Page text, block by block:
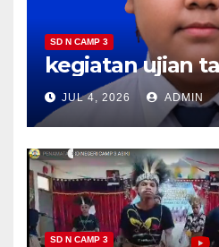
SD N CAMP 3
kegiatan ujian
JUL 4, 2026 ADMIN
SD N CAMP 3